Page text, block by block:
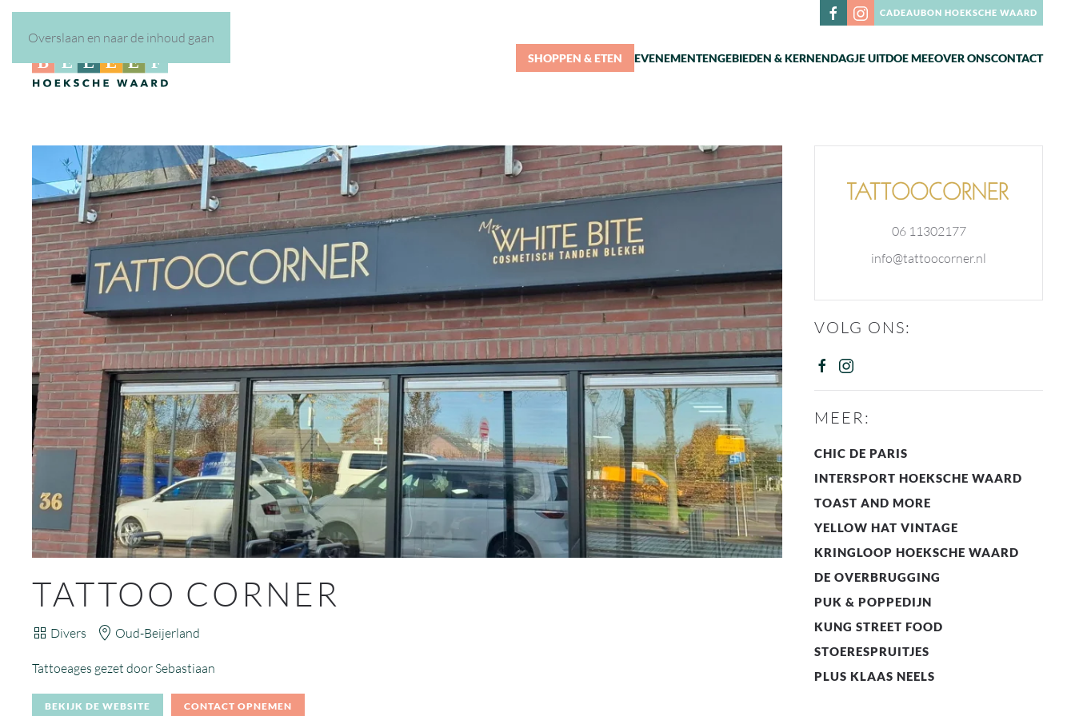
Overslaan en naar de inhoud gaan
CADEAUBON HOEKSCHE WAARD
SHOPPEN & ETEN EVENEMENTENGEBIEDEN & KERNENDAGJE UITDOE MEEOVER ONSCONTACT
TATTOO CORNER
Divers Oud-Beijerland
Tattoeages gezet door Sebastiaan
BEKIJK DE WEBSITE CONTACT OPNEMEN
06 11302177
info@tattoocorner.nl
VOLG ONS:
MEER:
CHIC DE PARIS
INTERSPORT HOEKSCHE WAARD
TOAST AND MORE
YELLOW HAT VINTAGE
KRINGLOOP HOEKSCHE WAARD
DE OVERBRUGGING
PUK & POPPEDIJN
KUNG STREET FOOD
STOERESPRUITJES
PLUS KLAAS NEELS